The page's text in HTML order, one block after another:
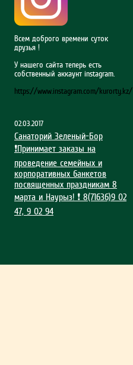
Всем доброго времени суток
друзья !
У нашего сайта теперь есть
собственный аккаунт instagram.
https://www.instagram.com/kurorty.kz/
02.03.2017
Санаторий Зеленый-Бор
❗Принимает заказы на
проведение семейных и
корпоративных банкетов
посвященных праздникам 8
марта и Наурыз! ❗ 8(71636)9 02
47, 9 02 94